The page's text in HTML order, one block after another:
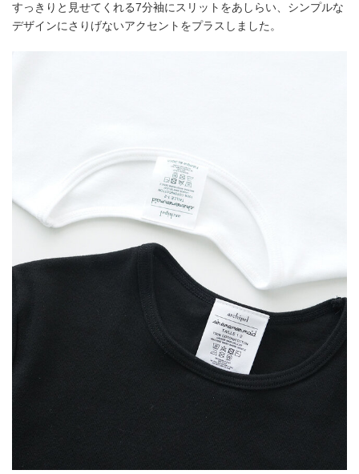
すっきりと見せてくれる7分袖にスリットをあしらい、シンプルな
デザインにさりげないアクセントをプラスしました。